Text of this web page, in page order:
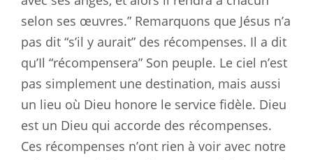
selon ses œuvres.” Remarquons que Jésus n’a
pas dit “s’il y aurait” des récompenses. Il a dit
qu’Il “récompensera” Son peuple. Le ciel n’est
pas simplement une destination, mais aussi
un lieu où Dieu honore le service fidèle. Dieu
est un Dieu qui accorde des récompenses.
Ces récompenses n’ont rien à voir avec notre